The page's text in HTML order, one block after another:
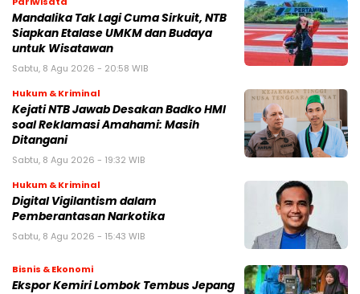
Mandalika Tak Lagi Cuma Sirkuit, NTB
Siapkan Etalase UMKM dan Budaya
untuk Wisatawan
Sabtu, 8 Agu 2026 - 20:58 WIB
Hukum & Kriminal
Kejati NTB Jawab Desakan Badko HMI
soal Reklamasi Amahami: Masih
Ditangani
Sabtu, 8 Agu 2026 - 19:32 WIB
Hukum & Kriminal
Digital Vigilantism dalam
Pemberantasan Narkotika
Sabtu, 8 Agu 2026 - 15:43 WIB
Bisnis & Ekonomi
Ekspor Kemiri Lombok Tembus Jepang